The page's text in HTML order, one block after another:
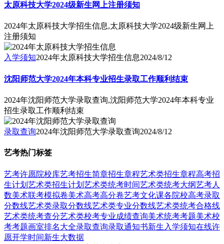
太原科技大学2024级新生网上注册须知
2024年太原科技大学招生信息,太原科技大学2024级新生网上
注册须知
入学须知2024年太原科技大学招生信息2024/8/12
沈阳师范大学2024年本科专业招生录取工作顺利结束
2024年沈阳师范大学录取查询,沈阳师范大学2024年本科专业
招生录取工作顺利结束
录取查询2024年沈阳师范大学录取查询2024/8/12
艺考热门标签
艺考许愿院校库艺考招生简章招生章程艺术类招生章程高考招
生计划 艺术类招生计划 艺术类统考时间艺术类统考大纲艺考人
数美术联考模拟卷美术高考高分卷艺考文化课各院校高考录取
分数线艺术类录取分数线艺术类专业分数线艺术类统考合格线
艺术类统考查分艺术类校考专业成绩查询美术统考考题美术校
考考题画室排名大全录取查询录取通知书新生入学须知在线许
愿开学时间新生大数据